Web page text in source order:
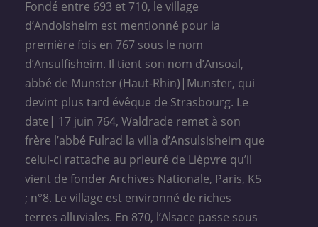
Fondé entre 693 et 710, le village
d’Andolsheim est mentionné pour la
première fois en 767 sous le nom
d’Ansulfisheim. Il tient son nom d’Ansoal,
abbé de Munster (Haut-Rhin)|Munster, qui
devint plus tard évêque de Strasbourg. Le
date| 17 juin 764, Waldrade remet à son
frère l’abbé Fulrad la villa d’Ansulsisheim que
celui-ci rattache au prieuré de Lièpvre qu’il
vient de fonder Archives Nationale, Paris, K5
; n°8. Le village est environné de riches
terres alluviales. En 870, l’Alsace passe sous